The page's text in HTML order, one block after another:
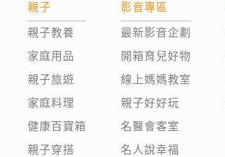
親子
親子教養
家庭用品
親子旅遊
家庭料理
健康百寶箱
親子穿搭
影音專區
最新影音企劃
開箱育兒好物
線上媽媽教室
親子好好玩
名醫會客室
名人說幸福